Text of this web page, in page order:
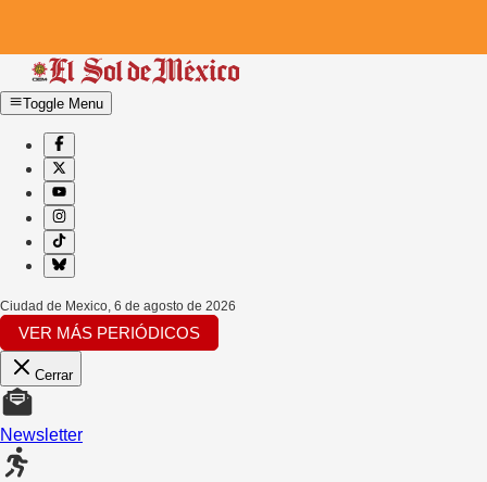
Toggle Menu
Ciudad de Mexico, 6 de agosto de 2026
VER MÁS PERIÓDICOS
Cerrar
Newsletter